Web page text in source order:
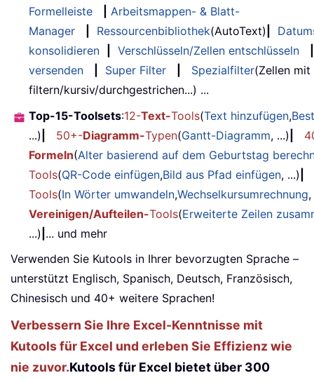
Formelleiste
Arbeitsmappen- & Blatt-
Manager
Ressourcenbibliothek(AutoText)
konsolidieren
Verschlüsseln/Zellen entschlüsseln
versenden
Super Filter Spezialfilter(Zellen
filtern/kursiv/durchgestrichen...) ...
Top-15-Toolsets:12-Text-Tools(Text hinzufügen,
...)
50+-Diagramm-Typen(Gantt-Diagramm, ...)
Formeln(Alter basierend auf dem Geburtstag
Tools(QR-Code einfügen,Bild aus Pfad einfügen, ...)
Tools(In Wörter umwandeln,Wechselkursumrechnung
Vereinigen/Aufteilen-Tools(Erweiterte Zeilen
...) ... und mehr
Verwenden Sie Kutools in Ihrer bevorzugten Sprache –
unterstützt Englisch, Spanisch, Deutsch, Französisch,
Chinesisch und 40+ weitere Sprachen!
Verbessern Sie Ihre Excel-Kenntnisse mit
Kutools für Excel und erleben Sie Effizienz wie
nie zuvor.Kutools für Excel bietet über 300